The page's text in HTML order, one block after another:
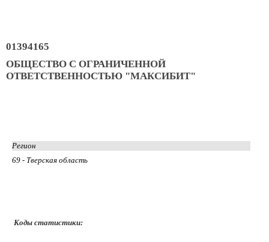
01394165
ОБЩЕСТВО С ОГРАНИЧЕННОЙ
ОТВЕТСТВЕННОСТЬЮ "МАКСИБИТ"
Регион
69 - Тверская область
Коды статистики: